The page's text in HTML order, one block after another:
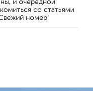
и очередной
со статьями
номер"